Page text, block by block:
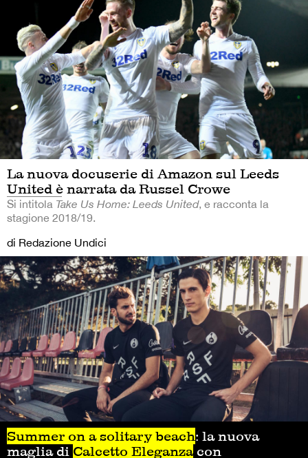
La nuova docuserie di Amazon sul Leeds
United è narrata da Russel Crowe
Si intitola Take Us Home: Leeds United, e racconta la
stagione 2018/19.
di Redazione Undici
Summer on a solitary beach: la nuova
maglia di Calcetto Eleganza con